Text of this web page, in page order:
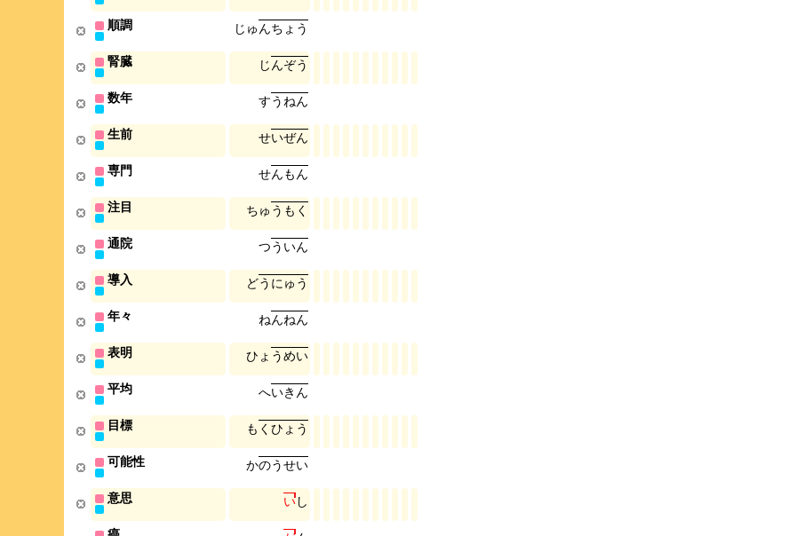
順調 じ ゅ んち ょ う
腎臓 じ んぞう
数年 すう ねん
生前 せいぜん
専門 せんも ん
注目 ちゅ う も く
通院 つう いん
導入 どう に ゅ う
年々 ねんねん
表明 ひ ょ うめい
平均 へいき ん
目標 も く ひ ょ う
可能性 かのうせい
意思 いし